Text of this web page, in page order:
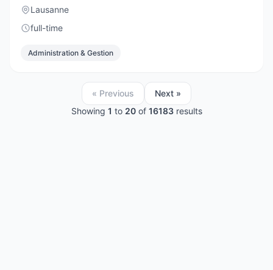
Lausanne
full-time
Administration & Gestion
« Previous
Next »
Showing 1 to 20of 16183results